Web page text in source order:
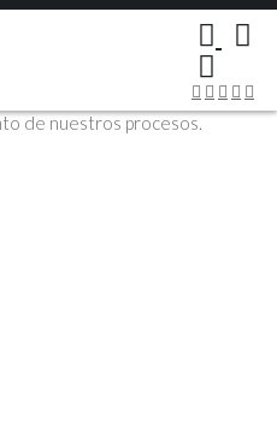
sus opiniones son muy
de nuestros procesos.